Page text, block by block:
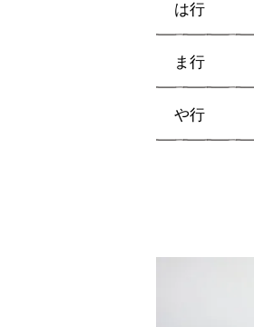
は行
ま行
や行